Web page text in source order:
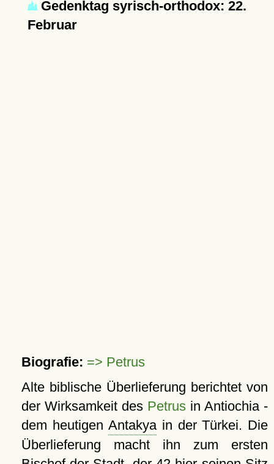
Gedenktag syrisch-orthodox: 22.
Februar
Biografie: => Petrus
Alte biblische Überlieferung berichtet von
der Wirksamkeit des Petrusin Antiochia -
dem heutigenAntakyain der Türkei. Die
Überlieferung macht ihn zum ersten